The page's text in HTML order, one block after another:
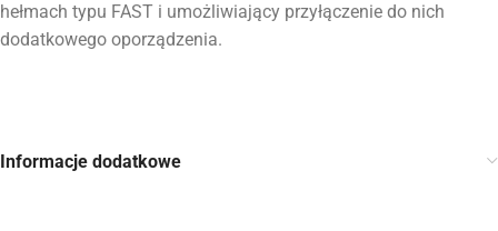
hełmach typu FAST i umożliwiający przyłączenie do nich
dodatkowego oporządzenia.
Informacje dodatkowe